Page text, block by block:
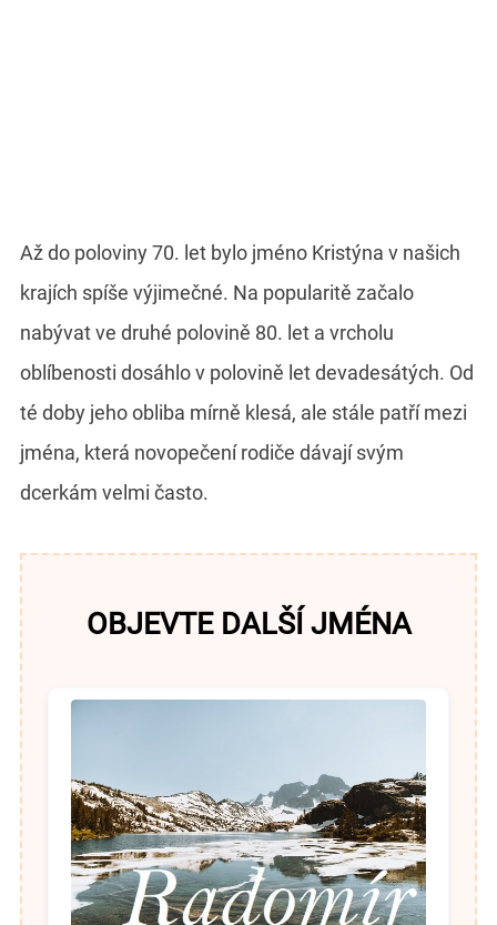
Až do poloviny 70. let bylo jméno Kristýna v našich
krajích spíše výjimečné. Na popularitě začalo
nabývat ve druhé polovině 80. let a vrcholu
oblíbenosti dosáhlo v polovině let devadesátých. Od
té doby jeho obliba mírně klesá, ale stále patří mezi
jména, která novopečení rodiče dávají svým
dcerkám velmi často.
OBJEVTE DALŠÍ JMÉNA